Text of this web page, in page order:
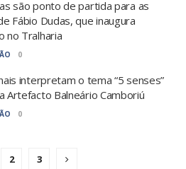
são ponto de partida para as
Fábio Dudas, que inaugura
no Tralharia
0
interpretam o tema “5 senses”
Artefacto Balneário Camboriú
0
2 3